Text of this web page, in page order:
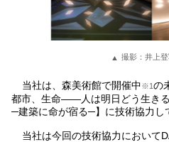
撮影：井上
当社は、森美術館で開催中※1の
都市、生命――人は明日どう生き
─建築に命が宿る─】に技術協力し
当社は今回の技術協力において